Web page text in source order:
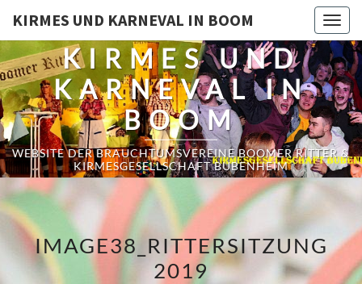
KIRMES UND KARNEVAL IN BOOM
KIRMES UND
KARNEVAL IN
BOOM
WEBSITE DER BRAUCHTUMSVEREINE BOOMER RITTER &
KIRMESGESELLSCHAFT BUBENHEIM
IMAGE38_RITTERSITZUNG
2019